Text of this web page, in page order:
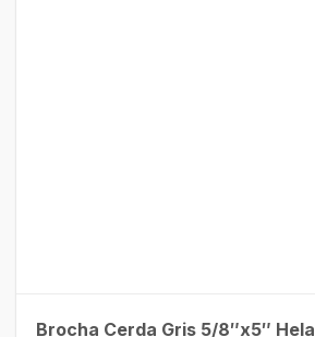
Brocha Cerda Gris 5/8″x5″ Hela